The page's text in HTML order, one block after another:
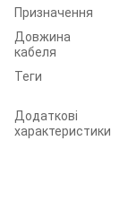
Призначення
Довжина
кабеля
Теги
Додаткові
характеристики